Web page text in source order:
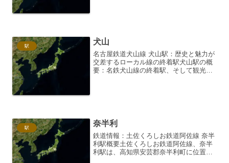
駅 犬山
名古屋鉄道犬山線 犬山駅：歴史と魅力が
交差するローカル線の終着駅犬山駅の概
要：名鉄犬山線の終着駅、そして観光の
駅 奈半利
鉄道情報：土佐くろしお鉄道阿佐線 奈半
利駅概要土佐くろしお鉄道阿佐線、奈半
利駅は、高知県安芸郡奈半利町に位置す